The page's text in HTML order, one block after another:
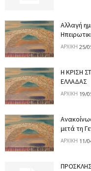
Αλλαγή
ΑΡΧΙΚΉ 25/
Η ΚΡΙΣΗ
ΕΛΛΑΔΑΣ
ΑΡΧΙΚΉ 19/
μετά τη
ΑΡΧΙΚΉ 11/